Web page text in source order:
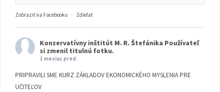
Zobraziť na Facebooku · Zdieľať
Konzervatívny inštitút M. R. Štefánika Používateľ
si zmenil titulnú fotku.
1 mesiac pred
PRIPRAVILI SME KURZ ZÁKLADOV EKONOMICKÉHO MYSLENIA PRE
UČITEĽOV